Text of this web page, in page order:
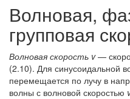
Волновая,
групповая
Волновая скорость v—
(2.10). Для синусоидальной
перемещается по лучу в
волны с волновой скоростью